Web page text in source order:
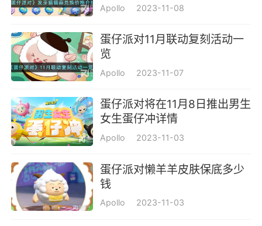
Apollo 2023-11-08
蛋仔派对11月联动复刻活动一
览
Apollo 2023-11-07
蛋仔派对将在11月8日推出男生
女生蛋仔冲详情
Apollo 2023-11-03
蛋仔派对懒羊羊皮肤保底多少
钱
Apollo 2023-11-03